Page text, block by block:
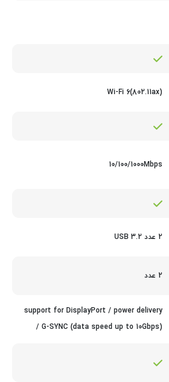
Wi-Fi 6(802.11ax)
10/100/1000Mbps
2 عدد USB 3.2
2 عدد
support for DisplayPort / power delivery
/ G-SYNC (data speed up to 10Gbps)